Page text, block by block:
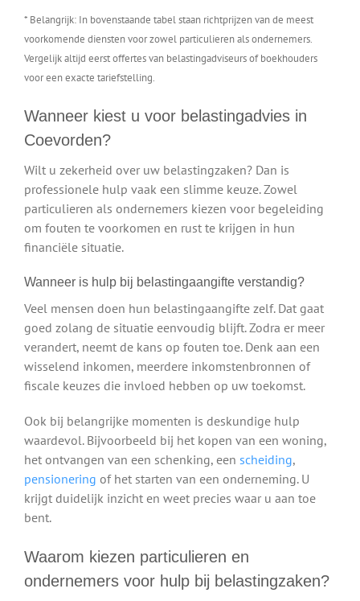
* Belangrijk: In bovenstaande tabel staan richtprijzen van de meest
voorkomende diensten voor zowel particulieren als ondernemers.
Vergelijk altijd eerst offertes van belastingadviseurs of boekhouders
voor een exacte tariefstelling.
Wanneer kiest u voor belastingadvies in
Coevorden?
Wilt u zekerheid over uw belastingzaken? Dan is
professionele hulp vaak een slimme keuze. Zowel
particulieren als ondernemers kiezen voor begeleiding
om fouten te voorkomen en rust te krijgen in hun
financiële situatie.
Wanneer is hulp bij belastingaangifte verstandig?
Veel mensen doen hun belastingaangifte zelf. Dat gaat
goed zolang de situatie eenvoudig blijft. Zodra er meer
verandert, neemt de kans op fouten toe. Denk aan een
wisselend inkomen, meerdere inkomstenbronnen of
fiscale keuzes die invloed hebben op uw toekomst.
Ook bij belangrijke momenten is deskundige hulp
waardevol. Bijvoorbeeld bij het kopen van een woning,
het ontvangen van een schenking, een scheiding,
pensionering of het starten van een onderneming. U
krijgt duidelijk inzicht en weet precies waar u aan toe
bent.
Waarom kiezen particulieren en
ondernemers voor hulp bij belastingzaken?